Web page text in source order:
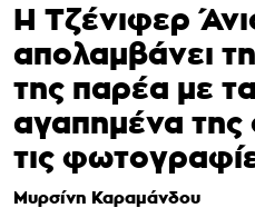
Η Τζένιφερ
απολαμβάνει
της παρέα με
αγαπημένα της
τις
Μυρσίνη Καραμάνδου